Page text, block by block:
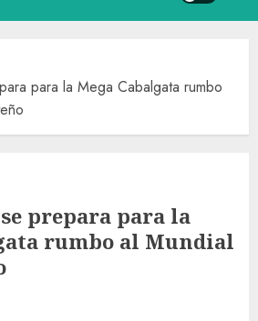
para la Mega Cabalgata rumbo
prepara para la
rumbo al Mundial